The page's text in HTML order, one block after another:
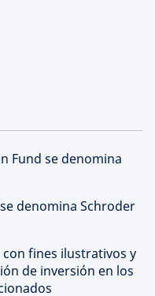
Fund se denomina
denomina Schroder
fines ilustrativos y
de inversión en los